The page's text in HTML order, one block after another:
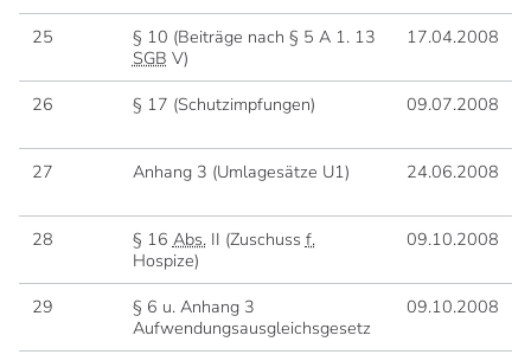
25
§ 10 (Beiträge nach § 5 A 1. 13
SGB V)
17.04.2008
26 § 17 (Schutzimpfungen) 09.07.2008
27 Anhang 3 (Umlagesätze U1) 24.06.2008
28 § 16 Abs.II (Zuschuss f.
Hospize)
09.10.2008
29
§ 6 u. Anhang 3
Aufwendungsausgleichsgesetz
09.10.2008